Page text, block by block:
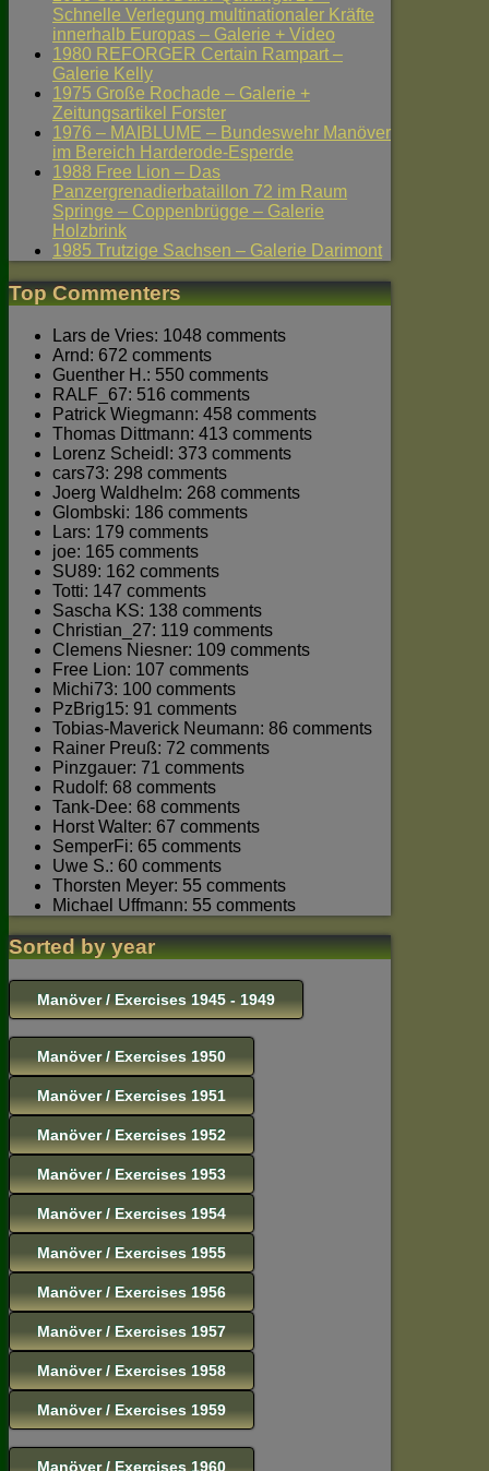
Schnelle Verlegung multinationaler Kräfte
innerhalb Europas – Galerie + Video
1980 REFORGER Certain Rampart –
Galerie Kelly
1975 Große Rochade – Galerie +
Zeitungsartikel Forster
1976 – MAIBLUME – Bundeswehr Manöver
im Bereich Harderode-Esperde
1988 Free Lion – Das
Panzergrenadierbataillon 72 im Raum
Springe – Coppenbrügge – Galerie
Holzbrink
1985 Trutzige Sachsen – Galerie Darimont
Top Commenters
Lars de Vries: 1048 comments
Arnd: 672 comments
Guenther H.: 550 comments
RALF_67: 516 comments
Patrick Wiegmann: 458 comments
Thomas Dittmann: 413 comments
Lorenz Scheidl: 373 comments
cars73: 298 comments
Joerg Waldhelm: 268 comments
Glombski: 186 comments
Lars: 179 comments
joe: 165 comments
SU89: 162 comments
Totti: 147 comments
Sascha KS: 138 comments
Christian_27: 119 comments
Clemens Niesner: 109 comments
Free Lion: 107 comments
Michi73: 100 comments
PzBrig15: 91 comments
Tobias-Maverick Neumann: 86 comments
Rainer Preuß: 72 comments
Pinzgauer: 71 comments
Rudolf: 68 comments
Tank-Dee: 68 comments
Horst Walter: 67 comments
SemperFi: 65 comments
Uwe S.: 60 comments
Thorsten Meyer: 55 comments
Michael Uffmann: 55 comments
Sorted by year
Manöver / Exercises 1945 - 1949
Manöver / Exercises 1950
Manöver / Exercises 1951
Manöver / Exercises 1952
Manöver / Exercises 1953
Manöver / Exercises 1954
Manöver / Exercises 1955
Manöver / Exercises 1956
Manöver / Exercises 1957
Manöver / Exercises 1958
Manöver / Exercises 1959
Manöver / Exercises 1960